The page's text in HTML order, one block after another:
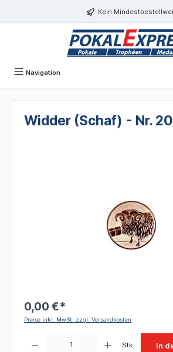
Kein
Navigation
Widder (Schaf) - Nr.
0,00 €*
Preise inkl. MwSt. zzgl. Versandkosten
Stk In